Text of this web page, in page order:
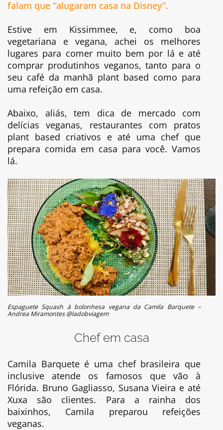
falam que “alugaram casa na Disney”.
Estive em Kissimmee, e, como boa
vegetariana e vegana, achei os melhores
lugares para comer muito bem por lá e até
comprar produtinhos veganos, tanto para o
seu café da manhã plant based como para
uma refeição em casa.
Abaixo, aliás, tem dica de mercado com
delícias veganas, restaurantes com pratos
plant based criativos e até uma chef que
prepara comida em casa para você. Vamos
lá.
Espaguete Squash à bolonhesa vegana da Camila Barquete –
Andrea Miramontes @ladobviagem
Chef em casa
Camila Barquete é uma chef brasileira que
inclusive atende os famosos que vão à
Flórida. Bruno Gagliasso, Susana Vieira e até
Xuxa são clientes. Para a rainha dos
baixinhos, Camila preparou refeições
veganas.